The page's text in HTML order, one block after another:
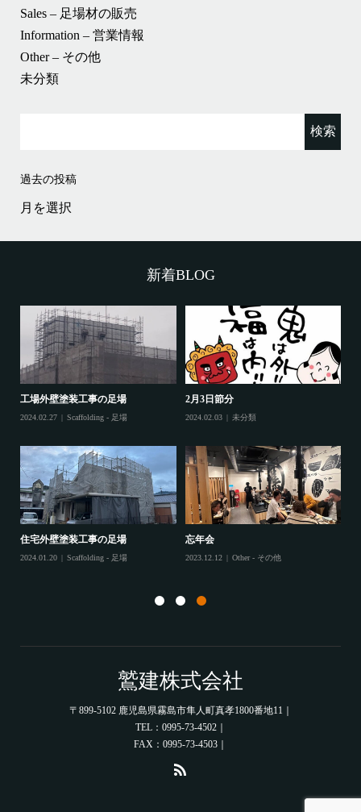
Sales – 足場材の販売
Information – 営業情報
Other – その他
未分類
過去の投稿
過
去
投
新着BLOG
工場外壁塗装工事の足場
2024.02.27 Scaffolding - 足場
2月3日節分
2024.02.03 未分類
住宅外壁塗装工事の足場
2024.01.20 Scaffolding - 足場
忘年会
2023.12.12 Other - その他
鷲建株式会社
〒899-5102 鹿児島県霧島市隼人町真孝1800番地11｜
TEL：0995-73-4502｜
FAX：0995-73-4503｜